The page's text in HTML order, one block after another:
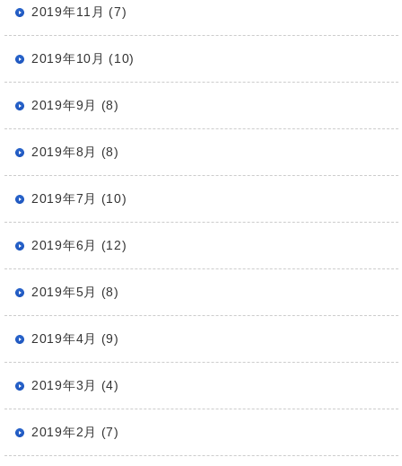
2019年11月 (7)
2019年10月 (10)
2019年9月 (8)
2019年8月 (8)
2019年7月 (10)
2019年6月 (12)
2019年5月 (8)
2019年4月 (9)
2019年3月 (4)
2019年2月 (7)